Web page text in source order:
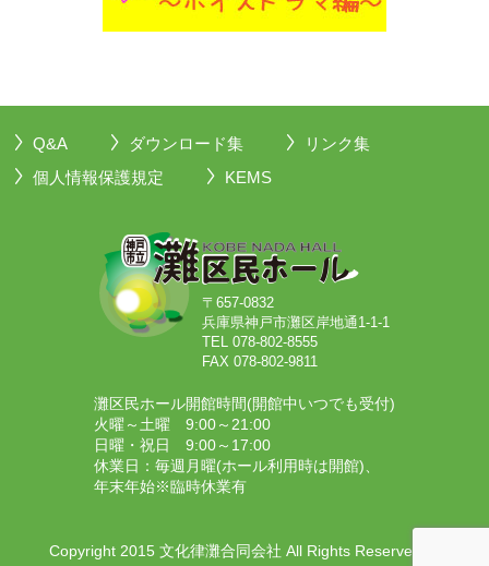
Q&A ダウンロード集
リンク集
個人情報保護規定
KEMS
〒657-0832
兵庫県神戸市灘区岸地通1-1-1
TEL 078-802-8555
FAX 078-802-9811
灘区民ホール開館時間(開館中いつでも受付)
火曜～土曜 9:00～21:00
日曜・祝日 9:00～17:00
休業日：毎週月曜(ホール利用時は開館)、
年末年始※臨時休業有
Copyright 2015 文化律灘合同会社 All Rights Reserved.